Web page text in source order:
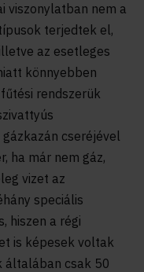
viszonylatban nem a
terjedtek el,
az esetleges
könnyebben
rendszerük
cseréjével
ha már nem gáz,
vizet az
speciális
hiszen a régi
is képesek voltak
általában csak 50